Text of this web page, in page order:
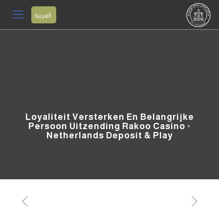
العربية
Loyaliteit Versterken En Belangrijke
Persoon Uitzending Rakoo Casino ◦
Netherlands Deposit & Play